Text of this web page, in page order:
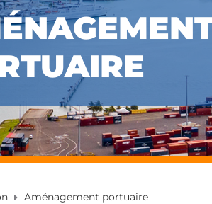
Aménagement portuaire